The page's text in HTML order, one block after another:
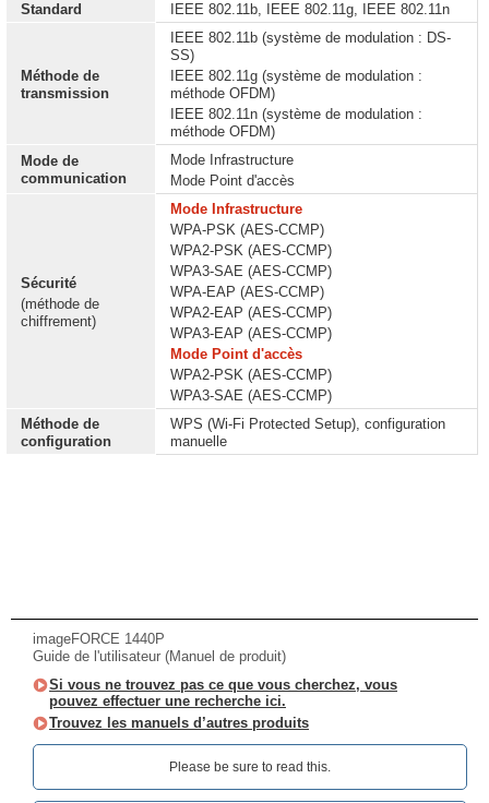
Standard IEEE 802.11b, IEEE 802.11g, IEEE 802.11n
Méthode de
transmission
IEEE 802.11b (système de modulation : DS-
SS)
IEEE 802.11g (système de modulation :
méthode OFDM)
IEEE 802.11n (système de modulation :
méthode OFDM)
Mode de
communication
Mode Infrastructure
Mode Point d'accès
Sécurité
(méthode de
chiffrement)
Mode Infrastructure
WPA-PSK (AES-CCMP)
WPA2-PSK (AES-CCMP)
WPA3-SAE (AES-CCMP)
WPA-EAP (AES-CCMP)
WPA2-EAP (AES-CCMP)
WPA3-EAP (AES-CCMP)
Mode Point d'accès
WPA2-PSK (AES-CCMP)
WPA3-SAE (AES-CCMP)
Méthode de
configuration
WPS (Wi-Fi Protected Setup), configuration
manuelle
imageFORCE 1440P
Guide de l'utilisateur (Manuel de produit)
Si vous ne trouvez pas ce que vous cherchez, vous
pouvez effectuer une recherche ici.
Trouvez les manuels d’autres produits
Please be sure to read this.‎